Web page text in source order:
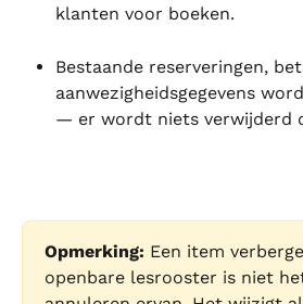
klanten voor boeken.
Bestaande reserveringen,
aanwezigheidsgegevens
— er wordt niets verwijderd
Opmerking: Een item
openbare lesrooster is niet